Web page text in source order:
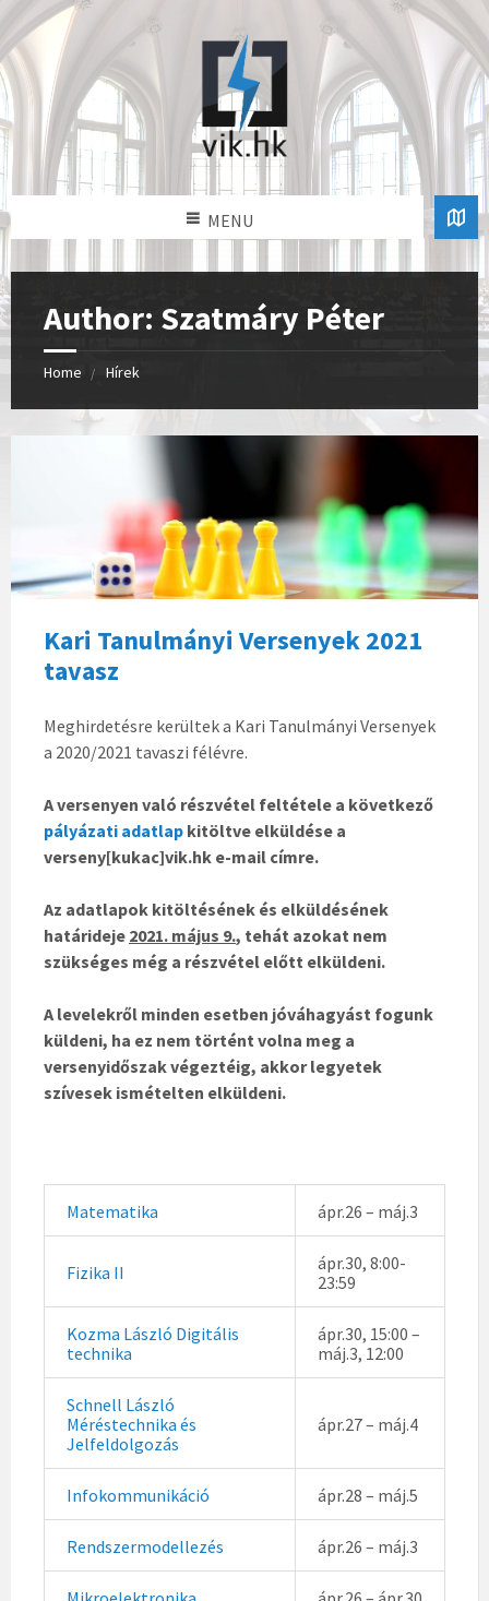
MENU
Author: Szatmáry Péter
Home Hírek
Kari Tanulmányi Versenyek 2021
tavasz
Meghirdetésre kerültek a Kari Tanulmányi Versenyek
a 2020/2021 tavaszi félévre.
A versenyen való részvétel feltétele a következő
pályázati adatlap kitöltve elküldése a
verseny[kukac]vik.hk e-mail címre.
Az adatlapok kitöltésének és elküldésének
határideje 2021. május 9., tehát azokat nem
szükséges még a részvétel előtt elküldeni.
A levelekről minden esetben jóváhagyást fogunk
küldeni, ha ez nem történt volna meg a
versenyidőszak végeztéig, akkor legyetek
szívesek ismételten elküldeni.
Matematika ápr.26 – máj.3
Fizika II
ápr.30, 8:00-
23:59
Kozma László Digitális
technika
ápr.30, 15:00 –
máj.3, 12:00
Schnell László
Méréstechnika és
Jelfeldolgozás
ápr.27 – máj.4
Infokommunikáció ápr.28 – máj.5
Rendszermodellezés ápr.26 – máj.3